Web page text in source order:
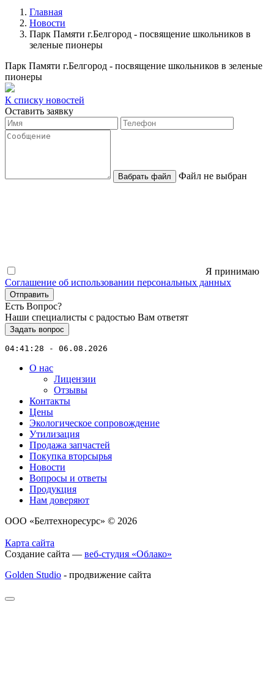
Главная
Новости
Парк Памяти г.Белгород - посвящение школьников в
зеленые пионеры
Парк Памяти г.Белгород - посвящение школьников в зеленые
пионеры
К списку новостей
Оставить заявку
Вабрать файл Файл не выбран
Я принимаю
Соглашение об использовании персональных данных
Отправить
Есть Вопрос?
Наши специалисты с радостью Вам ответят
Задать вопрос
04:41:28 - 06.08.2026
О нас
Лицензии
Отзывы
Контакты
Цены
Экологическое сопровождение
Утилизация
Продажа запчастей
Покупка вторсырья
Новости
Вопросы и ответы
Продукция
Нам доверяют
ООО «Белтехноресурс» © 2026
Карта сайта
Создание сайта — веб-студия «Облако»
Golden Studio - продвижение сайта